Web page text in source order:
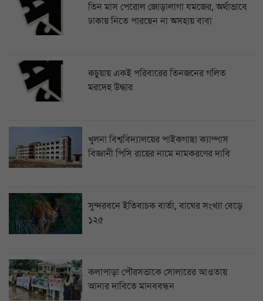
তিন মাস পেরোল জোড়ালাগা যমজের, অর্থাভাবে
ঢাকায় নিতে পারছেন না অসহায় বাবা
কচুয়ায় একই পরিবারের তিনজনের গলিত
মরদেহ উদ্ধার
খুলনা বিশ্ববিদ্যালয়ের পাইকগাছা ক্যাম্পাস
বিজ্ঞানী পিসি রায়ের নামে নামকরণের দাবি
সুন্দরবনে ইতিবাচক বার্তা, বাঘের সংখ্যা বেড়ে
১২৫
কলাপাড়া পৌরসভাকে সোলারের আওতায়
আনার দাবিতে মানববন্ধন